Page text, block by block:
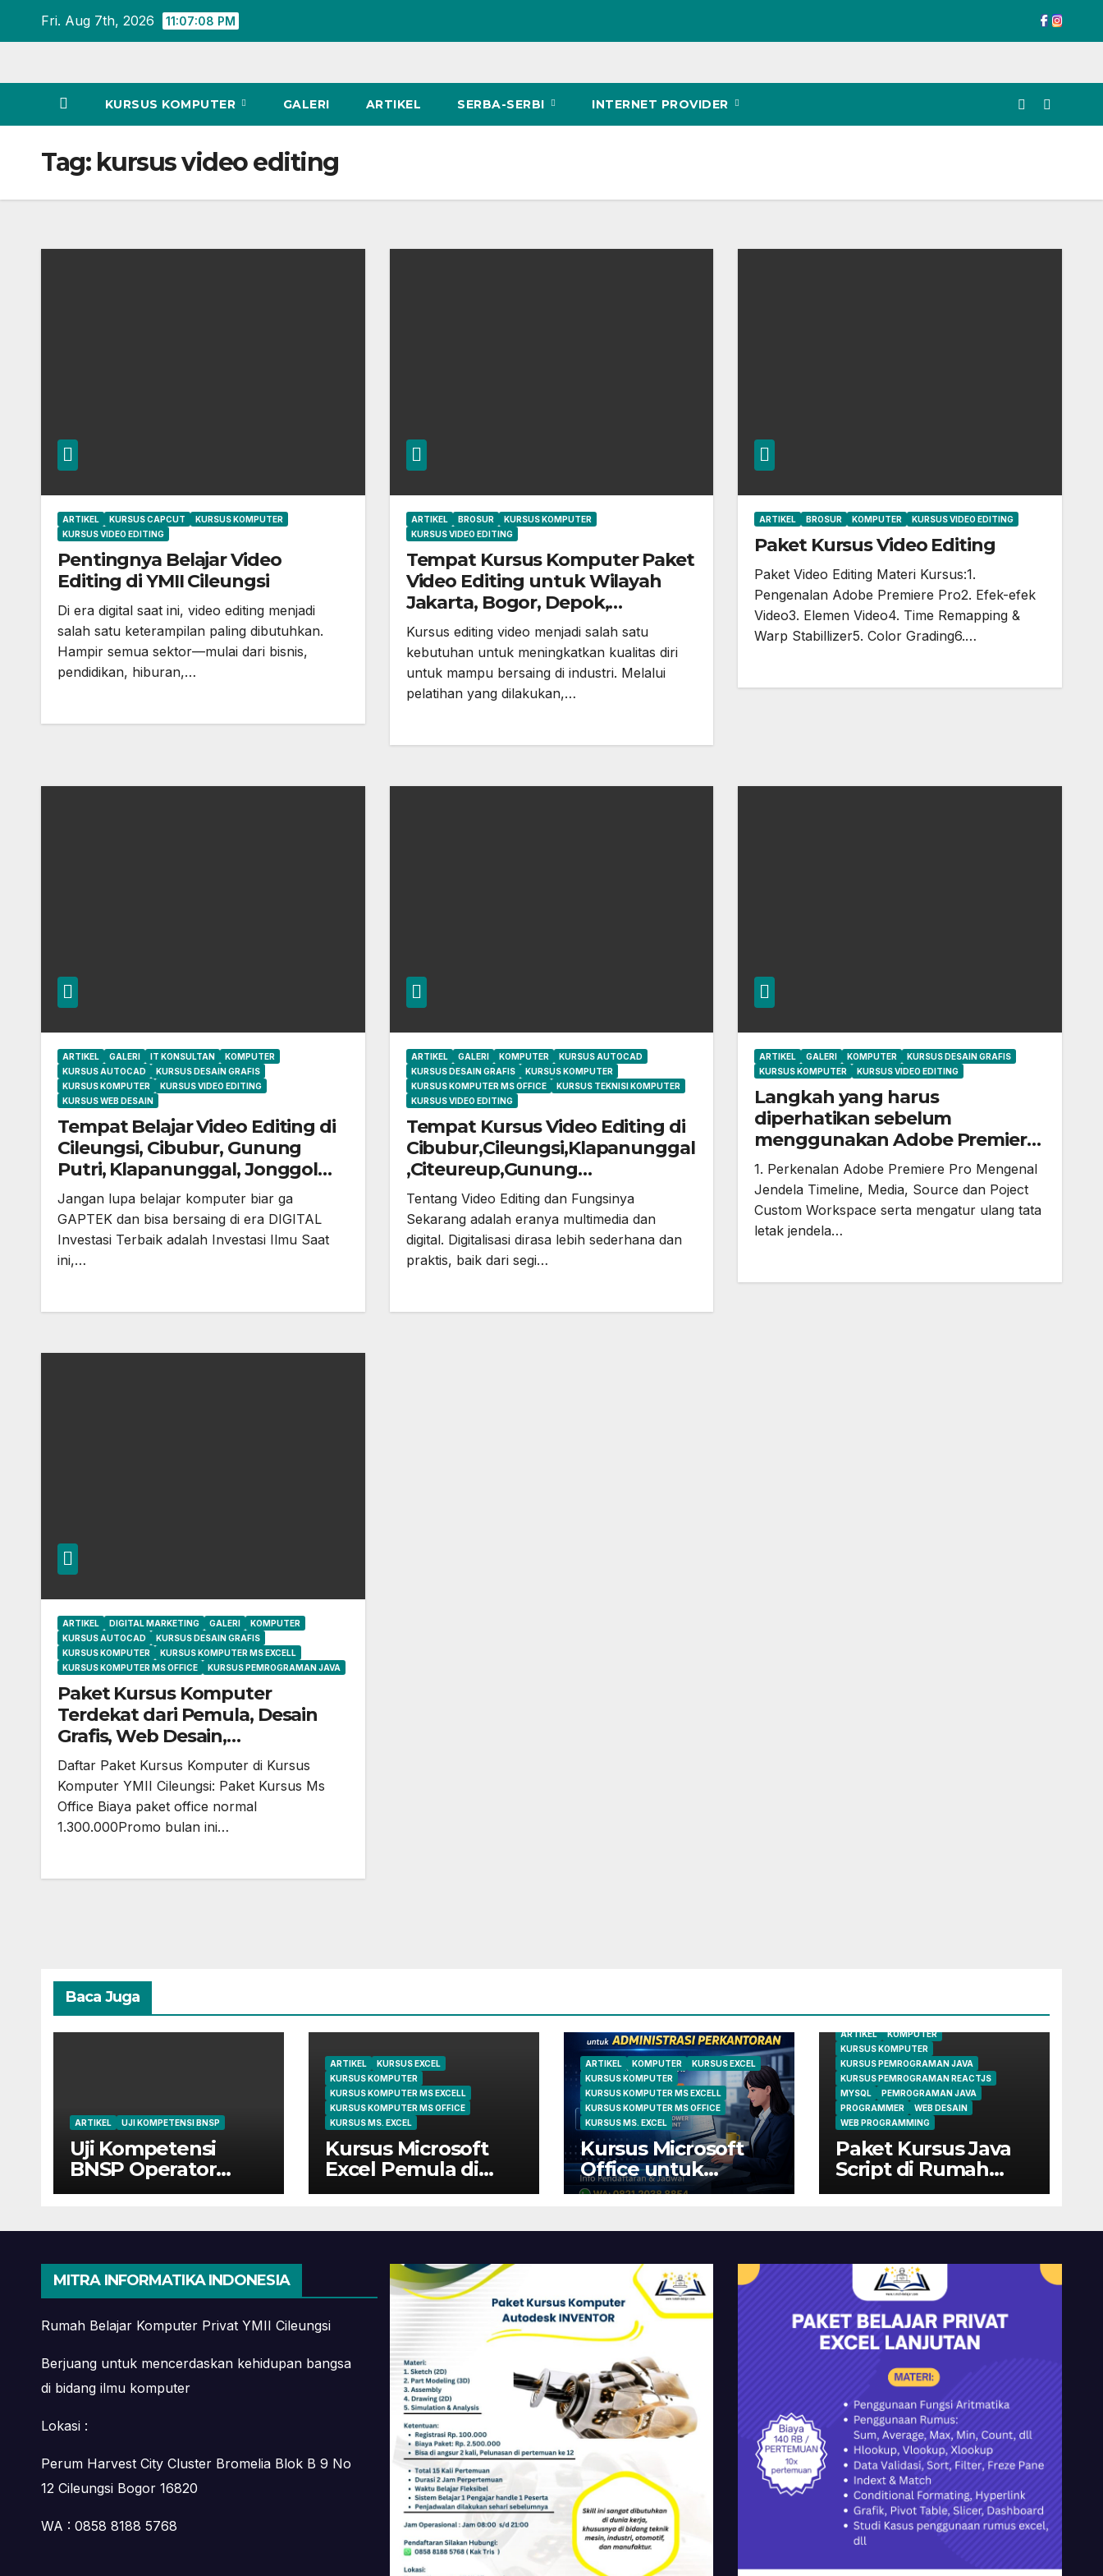
Fri. Aug 7th, 2026 11:07:09 PM
KURSUS KOMPUTER GALERI ARTIKEL SERBA-SERBI INTERNET PROVIDER
Tag: kursus video editing
ARTIKEL KURSUS CAPCUT
KURSUS KOMPUTER
KURSUS VIDEO EDITING
Pentingnya Belajar Video
Editing di YMII Cileungsi
Di era digital saat ini, video editing menjadi
salah satu keterampilan paling dibutuhkan.
Hampir semua sektor—mulai dari bisnis,
pendidikan, hiburan,…
ARTIKEL BROSUR
KURSUS KOMPUTER
KURSUS VIDEO EDITING
Tempat Kursus Komputer Paket
Video Editing untuk Wilayah
Jakarta, Bogor, Depok,
Cileungsi, Cibubur, Setu,
Gunung Putri, dan Sekitarnya
Kursus editing video menjadi salah satu
kebutuhan untuk meningkatkan kualitas diri
untuk mampu bersaing di industri. Melalui
pelatihan yang dilakukan,…
ARTIKEL BROSUR KOMPUTER KURSUS VIDEO EDITING
Paket Kursus Video Editing
Paket Video Editing Materi Kursus:1.
Pengenalan Adobe Premiere Pro2. Efek-efek
Video3. Elemen Video4. Time Remapping &
Warp Stabillizer5. Color Grading6.…
ARTIKEL GALERI IT KONSULTAN
KOMPUTER
KURSUS AUTOCAD
KURSUS DESAIN GRAFIS
KURSUS KOMPUTER
KURSUS VIDEO EDITING
KURSUS WEB DESAIN
Tempat Belajar Video Editing di
Cileungsi, Cibubur, Gunung
Putri, Klapanunggal, Jonggol
dan Bekasi
Jangan lupa belajar komputer biar ga
GAPTEK dan bisa bersaing di era DIGITAL
Investasi Terbaik adalah Investasi Ilmu Saat
ini,…
ARTIKEL GALERI KOMPUTER
KURSUS AUTOCAD
KURSUS DESAIN GRAFIS
KURSUS KOMPUTER
KURSUS KOMPUTER MS OFFICE
KURSUS TEKNISI KOMPUTER
KURSUS VIDEO EDITING
Tempat Kursus Video Editing di
Cibubur,Cileungsi,Klapanunggal
,Citeureup,Gunung
Putri,Bekasi,Jonggol dan
sekitarnya
Tentang Video Editing dan Fungsinya
Sekarang adalah eranya multimedia dan
digital. Digitalisasi dirasa lebih sederhana dan
praktis, baik dari segi…
ARTIKEL GALERI KOMPUTER
KURSUS DESAIN GRAFIS
KURSUS KOMPUTER
KURSUS VIDEO EDITING
Langkah yang harus
diperhatikan sebelum
menggunakan Adobe Premiere
Pro
1. Perkenalan Adobe Premiere Pro Mengenal
Jendela Timeline, Media, Source dan Poject
Custom Workspace serta mengatur ulang tata
letak jendela…
ARTIKEL DIGITAL MARKETING GALERI
KOMPUTER
KURSUS AUTOCAD
KURSUS DESAIN GRAFIS
KURSUS KOMPUTER
KURSUS KOMPUTER MS EXCELL
KURSUS KOMPUTER MS OFFICE
KURSUS PEMROGRAMAN JAVA
Paket Kursus Komputer
Terdekat dari Pemula, Desain
Grafis, Web Desain,
Pemrograman, AutoCAD, Video
Editing di Kursus Komputer YMII
Cileungsi
Daftar Paket Kursus Komputer di Kursus
Komputer YMII Cileungsi: Paket Kursus Ms
Office Biaya paket office normal
1.300.000Promo bulan ini…
Baca Juga
ARTIKEL UJI KOMPETENSI BNSP
Uji Kompetensi
BNSP Operator
Komputer dan
Bekasi
ARTIKEL
KURSUS EXCEL
KURSUS KOMPUTER
KURSUS KOMPUTER MS EXCELL
KURSUS KOMPUTER MS OFFICE
KURSUS MS. EXCEL
Kursus Microsoft
Excel Pemula di
Cileungsi | Belajar
Mahir
ARTIKEL KOMPUTER
KURSUS EXCEL
KURSUS KOMPUTER
KURSUS KOMPUTER MS EXCELL
KURSUS KOMPUTER MS OFFICE
KURSUS MS. EXCEL
Kursus Microsoft
Office untuk
Administrasi
Cileungsi
ARTIKEL
KOMPUTER
KURSUS KOMPUTER
KURSUS PEMROGRAMAN JAVA
KURSUS PEMROGRAMAN REACTJS
MYSQL
PEMROGRAMAN JAVA
PROGRAMMER
WEB DESAIN
WEB PROGRAMMING
Paket Kursus Java
Script di Rumah
Belajar Komputer
MITRA INFORMATIKA INDONESIA
Rumah Belajar Komputer Privat YMII Cileungsi
Berjuang untuk mencerdaskan kehidupan bangsa
di bidang ilmu komputer
Lokasi :
Perum Harvest City Cluster Bromelia Blok B 9 No
12 Cileungsi Bogor 16820
WA : 0858 8188 5768